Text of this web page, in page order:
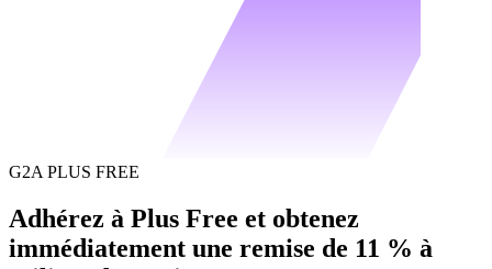
G2A PLUS FREE
Adhérez à Plus Free et obtenez
immédiatement une remise de 11 % à